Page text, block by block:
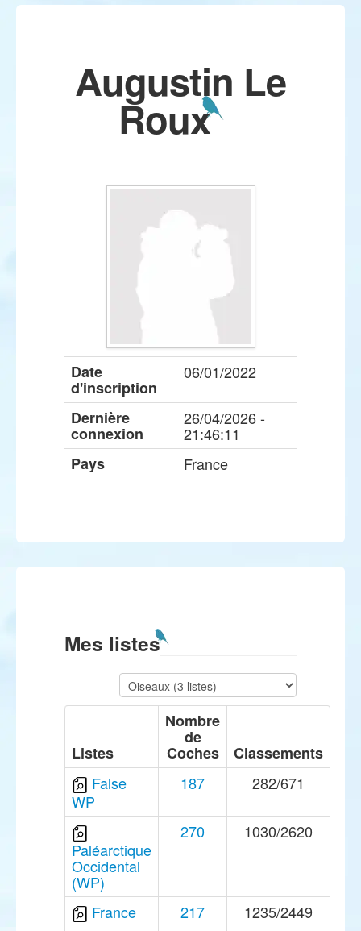
Augustin Le
Roux
Date
d'inscription
06/01/2022
Dernière
connexion
26/04/2026 -
21:46:11
Pays
France
Mes listes
Listes
Nombre
de
Coches
Classements
False
WP
187 282/671
Paléarctique
Occidental
(WP)
270 1030/2620
France 217 1235/2449